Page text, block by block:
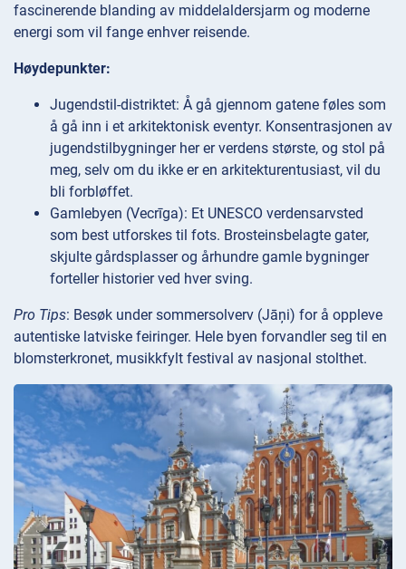
fascinerende blanding av middelaldersjarm og moderne
energi som vil fange enhver reisende.
Høydepunkter:
Jugendstil-distriktet: Å gå gjennom gatene føles som
å gå inn i et arkitektonisk eventyr. Konsentrasjonen av
jugendstilbygninger her er verdens største, og stol på
meg, selv om du ikke er en arkitekturentusiast, vil du
bli forbløffet.
Gamlebyen (Vecrīga): Et UNESCO verdensarvsted
som best utforskes til fots. Brosteinsbelagte gater,
skjulte gårdsplasser og århundre gamle bygninger
forteller historier ved hver sving.
Pro Tips: Besøk under sommersolverv (Jāņi) for å oppleve
autentiske latviske feiringer. Hele byen forvandler seg til en
blomsterkronet, musikkfylt festival av nasjonal stolthet.